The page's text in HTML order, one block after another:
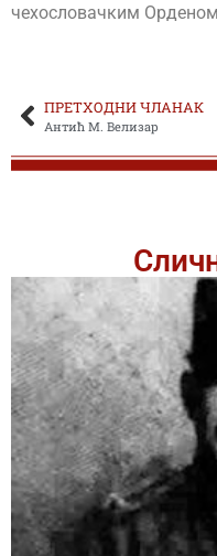
чехословачким
ПРЕТХОДНИ ЧЛАНАК
Антић М. Велизар